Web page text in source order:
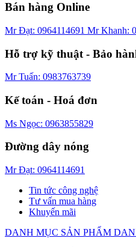
Bán hàng Online
Mr Đạt: 0964114691 Mr Khanh:
Hỗ trợ kỹ thuật - Bảo
Mr Tuấn: 0983763739
Kế toán - Hoá đơn
Ms Ngọc: 0963855829
Đường dây nóng
Mr Đạt: 0964114691
Tin tức công nghệ
Tư vấn mua hàng
Khuyến mãi
DANH MỤC SẢN PHẨM